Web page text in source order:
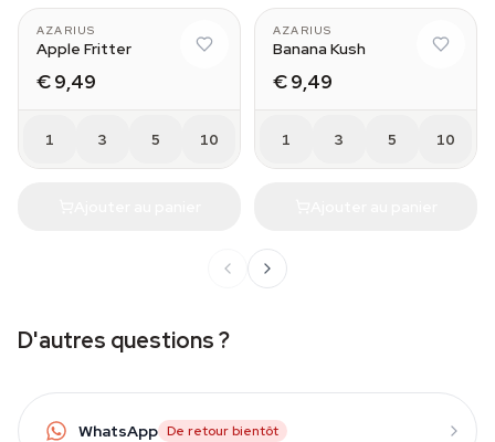
AZARIUS
Apple Fritter
€ 9,49
1 3 5 10
AZARIUS
Banana Kush
€ 9,49
1 3 5 10
D'autres questions ?
WhatsApp De retour bientôt